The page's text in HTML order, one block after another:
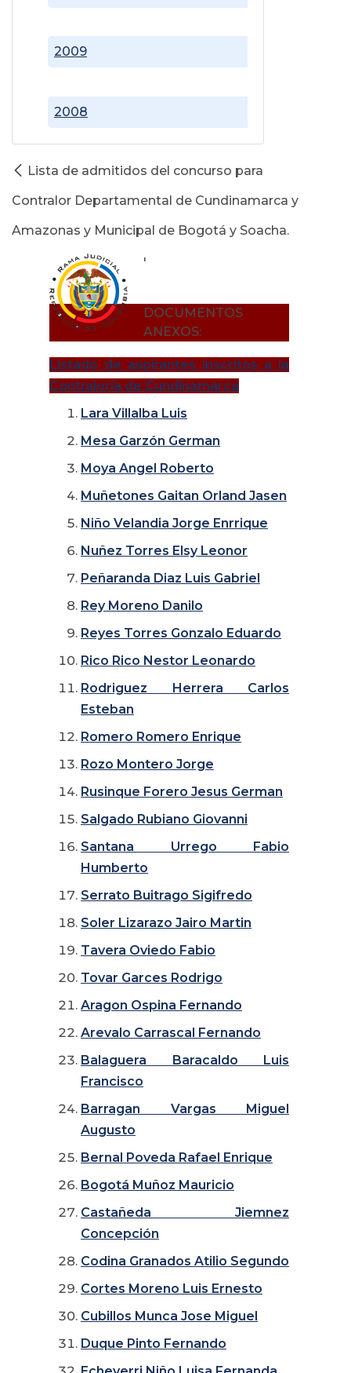
2008
2009
Lista de admitidos del concurso para
Contralor Departamental de Cundinamarca y
Amazonas y Municipal de Bogotá y Soacha.
'
DOCUMENTOS
ANEXOS:
Listado de aspirantes inscritos a la
Contraloría de Cundinamarca
Lara Villalba Luis
Mesa Garzón German
Moya Angel Roberto
Muñetones Gaitan Orland Jasen
Niño Velandia Jorge Enrrique
Nuñez Torres Elsy Leonor
Peñaranda Diaz Luis Gabriel
Rey Moreno Danilo
Reyes Torres Gonzalo Eduardo
Rico Rico Nestor Leonardo
Rodriguez Herrera Carlos
Esteban
Romero Romero Enrique
Rozo Montero Jorge
Rusinque Forero Jesus German
Salgado Rubiano Giovanni
Santana Urrego Fabio
Humberto
Serrato Buitrago Sigifredo
Soler Lizarazo Jairo Martin
Tavera Oviedo Fabio
Tovar Garces Rodrigo
Aragon Ospina Fernando
Arevalo Carrascal Fernando
Balaguera Baracaldo Luis
Francisco
Barragan Vargas Miguel
Augusto
Bernal Poveda Rafael Enrique
Bogotá Muñoz Mauricio
Castañeda Jiemnez
Concepción
Codina Granados Atilio Segundo
Cortes Moreno Luis Ernesto
Cubillos Munca Jose Miguel
Duque Pinto Fernando